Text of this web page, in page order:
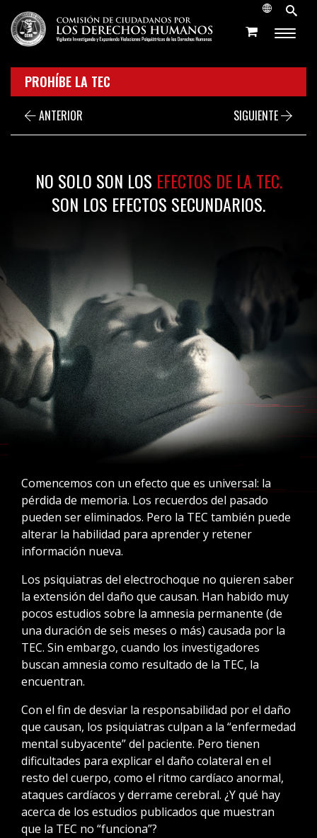
PROHÍBE LA TEC
ANTERIOR SIGUIENTE
NO SOLO SON LOS EFECTOS DE LA TEC.
SON LOS EFECTOS SECUNDARIOS.
Comencemos con un efecto que es universal: la
pérdida de memoria. Los recuerdos del pasado
pueden ser eliminados. Pero la TEC también puede
alterar la habilidad para aprender y retener
información nueva.
Los psiquiatras del electrochoque no quieren saber
la extensión del daño que causan. Han habido muy
pocos estudios sobre la amnesia permanente (de
una duración de seis meses o más) causada por la
TEC. Sin embargo, cuando los investigadores
buscan amnesia como resultado de la TEC, la
encuentran.
Con el fin de desviar la responsabilidad por el daño
que causan, los psiquiatras culpan a la “enfermedad
mental subyacente” del paciente. Pero tienen
dificultades para explicar el daño colateral en el
resto del cuerpo, como el ritmo cardíaco anormal,
ataques cardíacos y derrame cerebral. ¿Y qué hay
acerca de los estudios publicados que muestran
que la TEC no “funciona”?